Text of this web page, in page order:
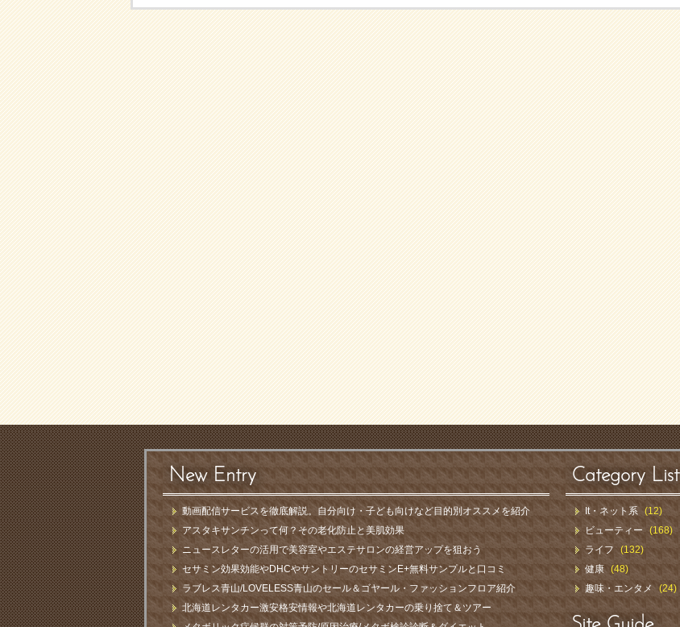
New Entry
動画配信サービスを徹底解説。自分向け・子ども向けなど目的別オススメを紹介
アスタキサンチンって何？その老化防止と美肌効果
ニュースレターの活用で美容室やエステサロンの経営アップを狙おう
セサミン効果効能やDHCやサントリーのセサミンE+無料サンプルと口コミ
ラブレス青山/LOVELESS青山のセール＆ゴヤール・ファッションフロア紹介
北海道レンタカー激安格安情報や北海道レンタカーの乗り捨て＆ツアー
Category List
It・ネット系 (12)
ビューティー
(168)
ライフ
(132)
健康 (48)
趣味・エンタメ
(24)